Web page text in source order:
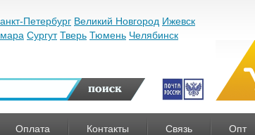
Петербург Великий Новгород Ижевск
Сургут Тверь Тюмень Челябинск
Оплата Контакты Связь Опт